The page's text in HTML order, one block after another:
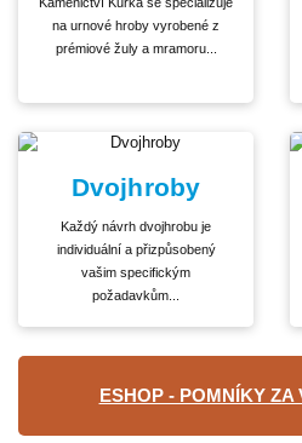
na urnové hroby vyrobené z
prémiové žuly a mramoru...
Dvojhroby
Každý návrh dvojhrobu je
individuální a přizpůsobený
vašim specifickým
požadavkům...
ESHOP - POMNÍKY ZA